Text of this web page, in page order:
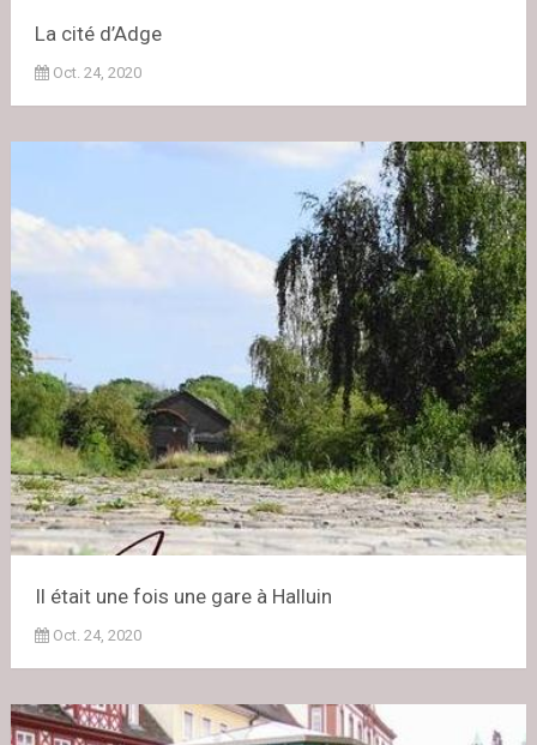
La cité d’Adge
Oct. 24, 2020
Il était une fois une gare à Halluin
Oct. 24, 2020